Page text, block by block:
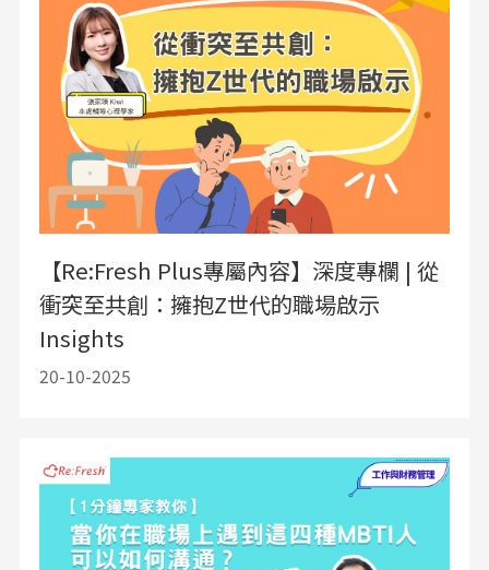
【Re:Fresh Plus專屬內容】深度專欄 | 從
衝突至共創：擁抱Z世代的職場啟示
Insights
20-10-2025